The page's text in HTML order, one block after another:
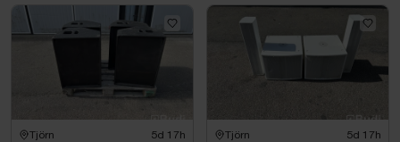
Tjörn 5d 17h Tjörn 5d 17h